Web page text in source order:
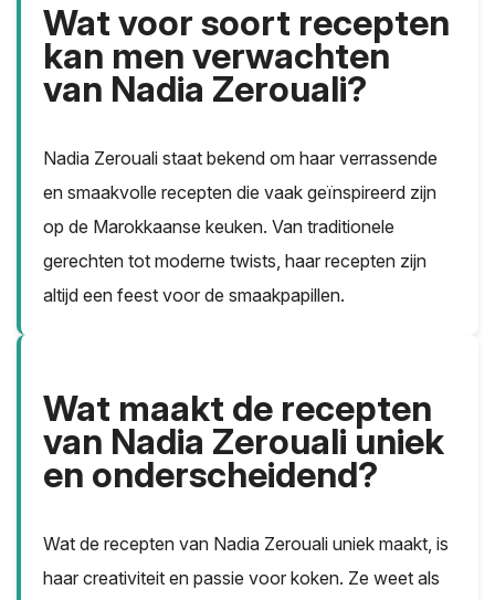
Wat voor soort recepten
kan men verwachten
van Nadia Zerouali?
Nadia Zerouali staat bekend om haar verrassende
en smaakvolle recepten die vaak geïnspireerd zijn
op de Marokkaanse keuken. Van traditionele
gerechten tot moderne twists, haar recepten zijn
altijd een feest voor de smaakpapillen.
Wat maakt de recepten
van Nadia Zerouali uniek
en onderscheidend?
Wat de recepten van Nadia Zerouali uniek maakt, is
haar creativiteit en passie voor koken. Ze weet als